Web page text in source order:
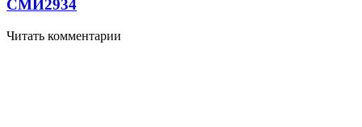
СМИ2934
Читать комментарии